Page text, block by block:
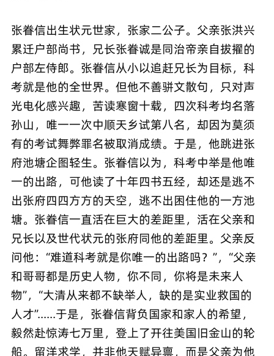
张眷信出生状元世家，张家二公子。父亲张洪兴
累迁户部尚书，兄长张眷诚是同治帝亲自拔擢的
户部左侍郎。张眷信从小以追赶兄长为目标，科
考就是他的全世界。但他不善骈文散句，只对声
光电化感兴趣，苦读寒窗十载，四次科考均名落
孙山，唯一一次中顺天乡试第八名，却因为莫须
有的考试舞弊罪名被取消成绩。于是，他跳进张
府池塘企图轻生。张眷信以为，科考中举是他唯
一的出路，可他读了十年四书五经，却还是逃不
出张府四四方方的天空，逃不出困住他的一方池
塘。张眷信一直活在巨大的差距里，活在父亲和
兄长以及世代状元的张府同他的差距里。父亲反
问他：“难道科考就是你唯一的出路吗？”，“父亲
和哥哥都是历史人物，你不同，你将是未来人
物”，“大清从来都不缺举人，缺的是实业救国的
人才”......于是，张眷信背负国家和家人的希望，
毅然赴惊涛七万里，登上了开往美国旧金山的轮
船。留洋求学，并非他天赋异禀，而是父亲为他